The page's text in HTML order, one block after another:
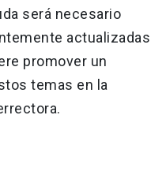
será necesario
actualizadas
promover un
temas en la